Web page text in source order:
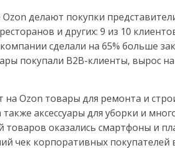
делают покупки
и других: 9 из 10
сделали на 65% больше
покупали В2В-клиенты, вырос
Ozon товары для ремонта и
аксессуары для уборки и
товаров оказались смартфоны и
чек корпоративных покупателей